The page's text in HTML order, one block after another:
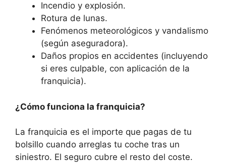
Incendio y explosión.
Rotura de lunas.
Fenómenos meteorológicos y vandalismo
(según aseguradora).
Daños propios en accidentes (incluyendo
si eres culpable, con aplicación de la
franquicia).
¿Cómo funciona la franquicia?
La franquicia es el importe que pagas de tu
bolsillo cuando arreglas tu coche tras un
siniestro. El seguro cubre el resto del coste.